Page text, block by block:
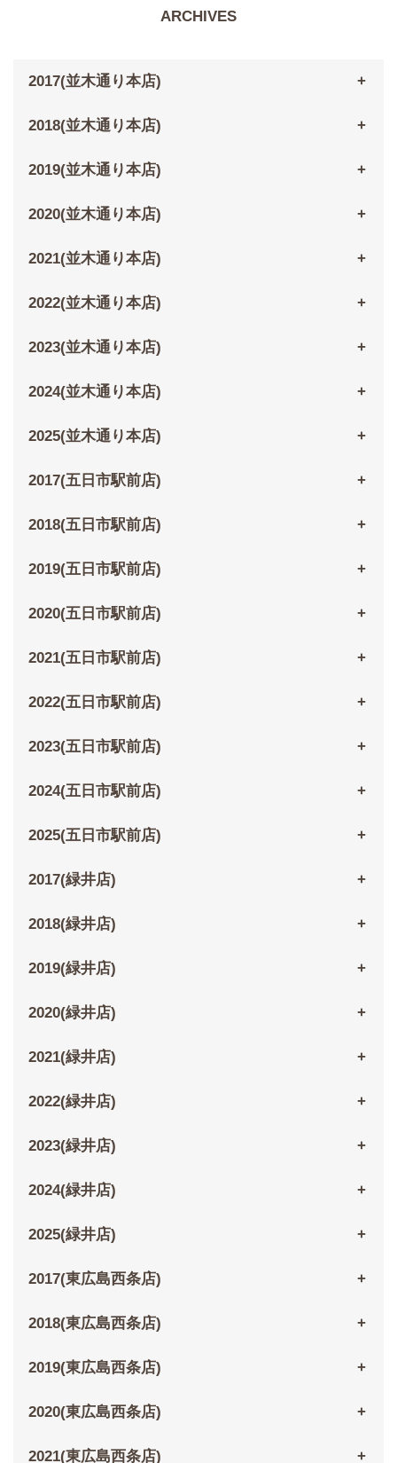
ARCHIVES
2017(並木通り本店)
2018(並木通り本店)
2019(並木通り本店)
2020(並木通り本店)
2021(並木通り本店)
2022(並木通り本店)
2023(並木通り本店)
2024(並木通り本店)
2025(並木通り本店)
2017(五日市駅前店)
2018(五日市駅前店)
2019(五日市駅前店)
2020(五日市駅前店)
2021(五日市駅前店)
2022(五日市駅前店)
2023(五日市駅前店)
2024(五日市駅前店)
2025(五日市駅前店)
2017(緑井店)
2018(緑井店)
2019(緑井店)
2020(緑井店)
2021(緑井店)
2022(緑井店)
2023(緑井店)
2024(緑井店)
2025(緑井店)
2017(東広島西条店)
2018(東広島西条店)
2019(東広島西条店)
2020(東広島西条店)
2021(東広島西条店)